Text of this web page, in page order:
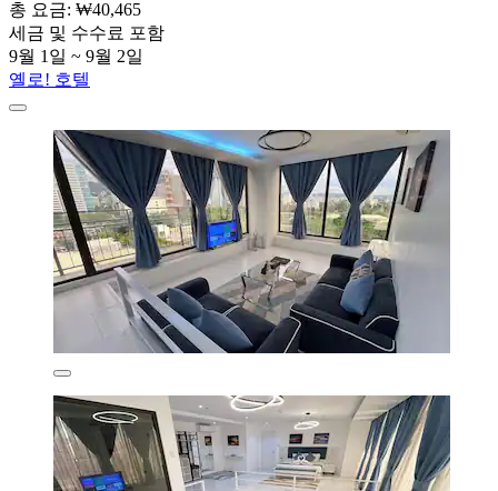
총 요금: ₩40,465
세금 및 수수료 포함
9월 1일 ~ 9월 2일
옐로! 호텔